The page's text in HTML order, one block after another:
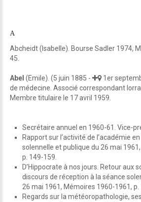
A
Abcheidt (Isabelle). Bourse Sadler 1974,
45.
Abel (Emile). (5 juin 1885 -
1er
de médecine. Associé correspondant
Membre titulaire le 17 avril 1959.
Secrétaire annuel en 1960-61. Vice-
Rapport sur l’activité de l’académie
solennelle et publique du 26 mai
p. 149-159.
D’Hippocrate à nos jours. Retour aux
discours de réception à la séance
26 mai 1961, Mémoires 1960-1961, p.
Regards sur la météoropathologie,